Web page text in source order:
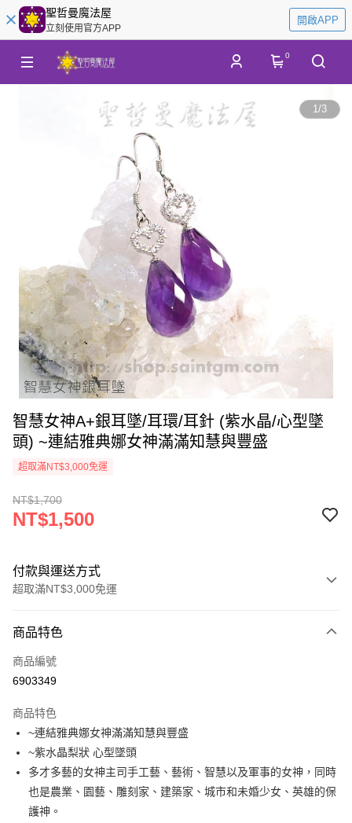
聖哲曼魔法屋
立刻使用官方APP
開啟APP
0
1/3
智慧女神A+銀耳墜/耳環/耳針 (紫水晶/心型墜
頭) ~連結雅典娜女神滿滿知慧與豐盛
超取滿NT$3,000免運
NT$1,700
NT$1,500
付款與運送方式
超取滿NT$3,000免運
信用卡一次付款
超商取貨付款
Apple Pay
街口支付
悠遊付
ATM付款
商品特色
商品編號
6903349
商品特色
~連結雅典娜女神滿滿知慧與豐盛
~紫水晶梨狀 心型墜頭
多才多藝的女神主司手工藝、藝術、智慧以及軍事的女神，同時
也是農業、園藝、雕刻家、建築家、城市和未婚少女、英雄的保
護神。